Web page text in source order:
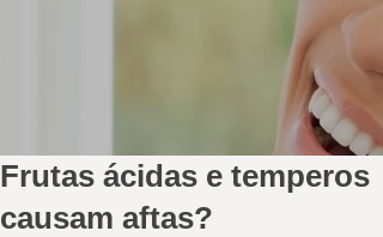
Frutas ácidas e temperos
causam aftas?